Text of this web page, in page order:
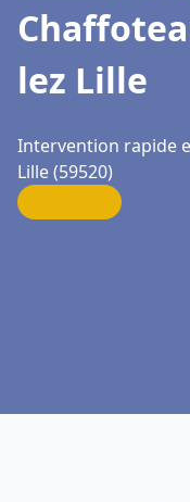
lez Lille
Intervention rapide
Lille (59520)